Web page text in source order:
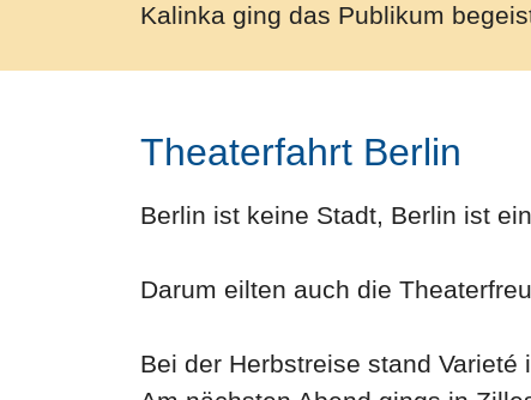
Kalinka ging das Publikum
Theaterfahrt Berlin
Berlin ist keine Stadt, Berlin ist
Darum eilten auch die
Bei der Herbstreise stand